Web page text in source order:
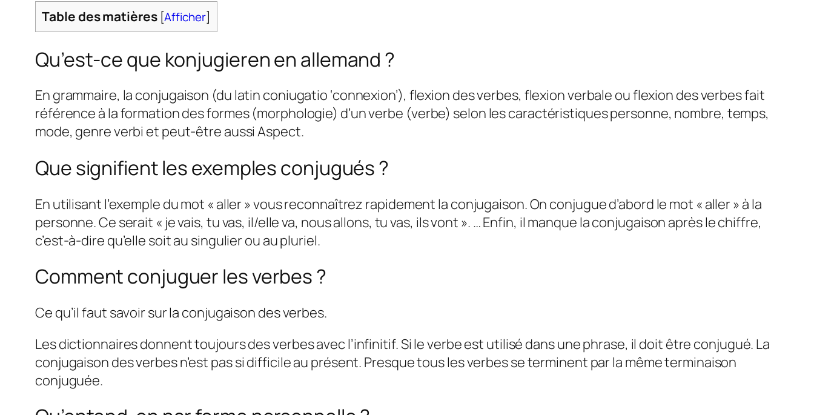
Table des matières [Afficher]
Qu’est-ce que konjugieren en allemand ?
En grammaire, la conjugaison (du latin coniugatio ‘connexion’), flexion des verbes, flexion verbale ou flexion des verbes fait
référence à la formation des formes (morphologie) d’un verbe (verbe) selon les caractéristiques personne, nombre, temps,
mode, genre verbi et peut-être aussi Aspect.
Que signifient les exemples conjugués ?
En utilisant l’exemple du mot « aller » vous reconnaîtrez rapidement la conjugaison. On conjugue d’abord le mot « aller » à la
personne. Ce serait « je vais, tu vas, il/elle va, nous allons, tu vas, ils vont ». … Enfin, il manque la conjugaison après le chiffre,
c’est-à-dire qu’elle soit au singulier ou au pluriel.
Comment conjuguer les verbes ?
Ce qu’il faut savoir sur la conjugaison des verbes.
Les dictionnaires donnent toujours des verbes avec l’infinitif. Si le verbe est utilisé dans une phrase, il doit être conjugué. La
conjugaison des verbes n’est pas si difficile au présent. Presque tous les verbes se terminent par la même terminaison
conjuguée.